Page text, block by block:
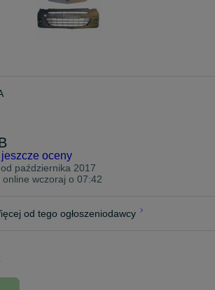
oceny
października 2017
online wczoraj o 07:42
od tego ogłoszeniodawcy